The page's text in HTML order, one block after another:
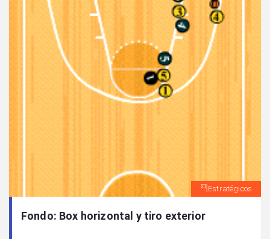
Estratégicos
Fondo: Box horizontal y tiro exterior